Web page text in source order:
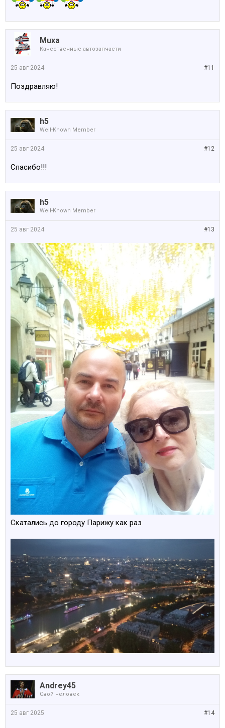
Muxa
Качественные автозапчасти
#11
25 авг 2024
Поздравляю!
h5
Well-Known Member
#12
25 авг 2024
Спасибо!!!
h5
Well-Known Member
#13
25 авг 2024
Скатались до городу Парижу как раз
Andrey45
Свой человек
#14
25 авг 2025